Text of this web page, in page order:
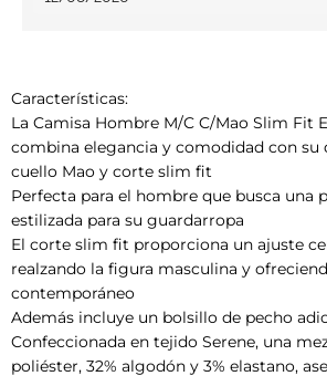
Características:
La Camisa Hombre M/C C/Mao Slim Fit
combina elegancia y comodidad con su
cuello Mao y corte slim fit
Perfecta para el hombre que busca una
estilizada para su guardarropa
El corte slim fit proporciona un ajuste
realzando la figura masculina y
contemporáneo
Además incluye un bolsillo de pecho
Confeccionada en tejido Serene, una
poliéster, 32% algodón y 3% elastano,